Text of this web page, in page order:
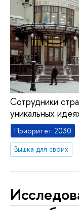
Сотрудники
уникальных
Приоритет 2030
Вышка для своих